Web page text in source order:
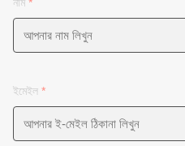
ইমেইল *